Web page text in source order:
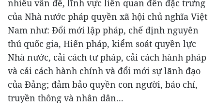
nhiều vấn đề, lĩnh vực liên quan đến đặc trưng
của Nhà nước pháp quyền xã hội chủ nghĩa Việt
Nam như: Đổi mới lập pháp, chế định nguyên
thủ quốc gia, Hiến pháp, kiểm soát quyền lực
Nhà nước, cải cách tư pháp, cải cách hành pháp
và cải cách hành chính và đổi mới sự lãnh đạo
của Đảng; đảm bảo quyền con người, báo chí,
truyền thông và nhân dân...